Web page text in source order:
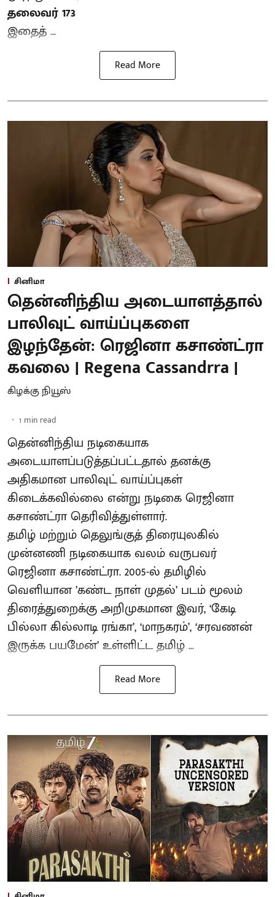
தலைவர் 173
இதைத் ...
Read More
சினிமா
தென்னிந்திய அடையாளத்தால்
பாலிவுட் வாய்ப்புகளை
இழந்தேன்: ரெஜினா கசாண்ட்ரா
கவலை | Regena Cassandrra |
கிழக்கு நியூஸ்
1 min read
தென்னிந்திய நடிகையாக
அடையாளப்படுத்தப்பட்டதால் தனக்கு
அதிகமான பாலிவுட் வாய்ப்புகள்
கிடைக்கவில்லை என்று நடிகை ரெஜினா
கசாண்ட்ரா தெரிவித்துள்ளார்.
தமிழ் மற்றும் தெலுங்குத் திரையுலகில்
முன்னணி நடிகையாக வலம் வருபவர்
ரெஜினா கசாண்ட்ரா. 2005-ல் தமிழில்
வெளியான ’கண்ட நாள் முதல்’ படம் மூலம்
திரைத்துறைக்கு அறிமுகமான இவர், ‘கேடி
பில்லா கில்லாடி ரங்கா’, ‘மாநகரம்’, ‘சரவணன்
இருக்க பயமேன்’ உள்ளிட்ட தமிழ் ...
Read More